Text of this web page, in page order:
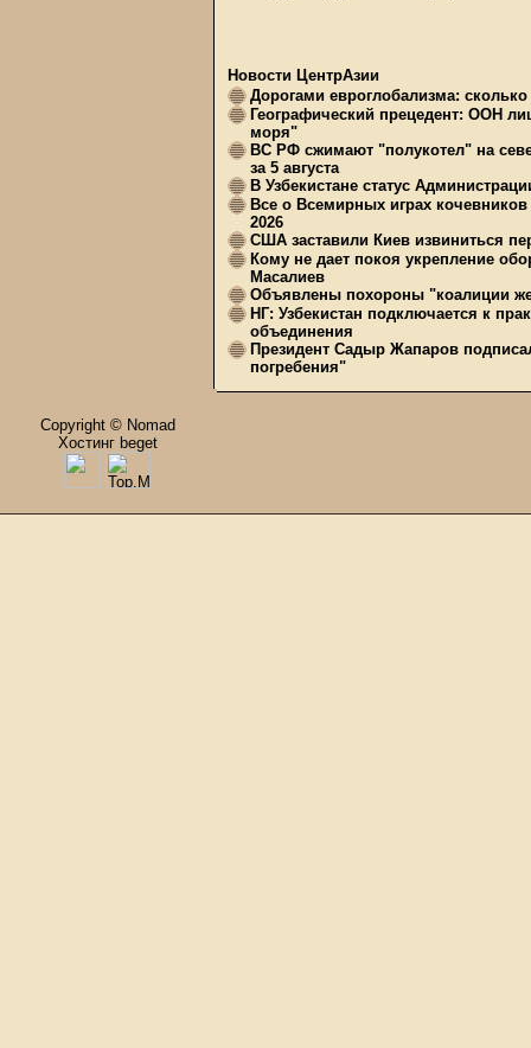
Новости ЦентрАзии
Дорогами евроглобализма:
Географический прецедент: ООН
моря"
ВС РФ сжимают "полукотел" на
за 5 августа
В Узбекистане статус
Все о Всемирных играх
2026
США заставили Киев извиниться
Кому не дает покоя укрепление
Масалиев
Объявлены похороны "коалиции
НГ: Узбекистан подключается к
объединения
Президент Садыр Жапаров
погребения"
Copyright © Nomad
Хостинг beget